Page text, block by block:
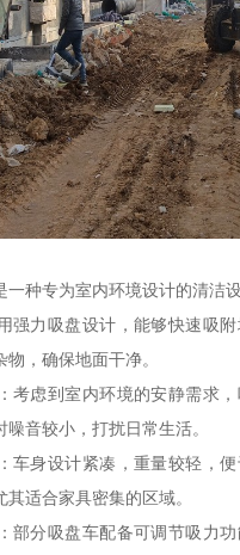
一种专为室内环境设计的清洁
强力吸盘设计，能够快速吸附
，确保地面干净。
考虑到室内环境的安静需求
噪音较小，打扰日常生活。
车身设计紧凑，重量较轻，
其适合家具密集的区域。
部分吸盘车配备可调节吸力